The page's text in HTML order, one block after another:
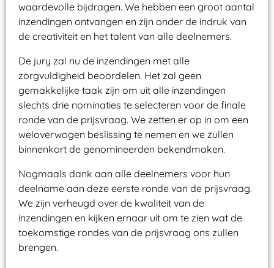
waardevolle bijdragen. We hebben een groot aantal
inzendingen ontvangen en zijn onder de indruk van
de creativiteit en het talent van alle deelnemers.
De jury zal nu de inzendingen met alle
zorgvuldigheid beoordelen. Het zal geen
gemakkelijke taak zijn om uit alle inzendingen
slechts drie nominaties te selecteren voor de finale
ronde van de prijsvraag. We zetten er op in om een
weloverwogen beslissing te nemen en we zullen
binnenkort de genomineerden bekendmaken.
Nogmaals dank aan alle deelnemers voor hun
deelname aan deze eerste ronde van de prijsvraag.
We zijn verheugd over de kwaliteit van de
inzendingen en kijken ernaar uit om te zien wat de
toekomstige rondes van de prijsvraag ons zullen
brengen.